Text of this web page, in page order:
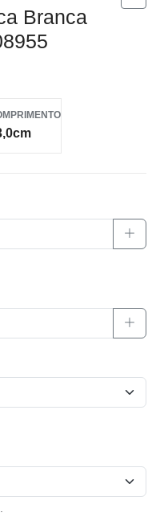
Branca